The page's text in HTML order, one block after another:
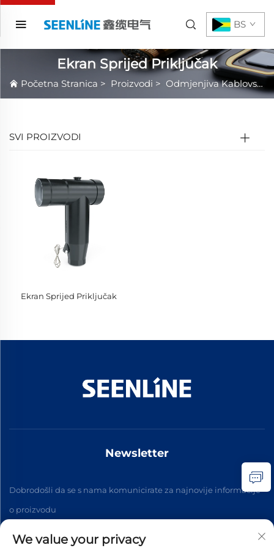
BS
Ekran Sprijed Priključak
Početna Stranica > Proizvodi > Odmjenjiva Kablovska Oprema
SVI PROIZVODI
Ekran Sprijed Priključak
Newsletter
Dobrodošli da se s nama komunicirate za najnovije informacije
o proizvodu
We value your privacy